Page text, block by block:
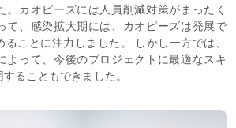
。カオピーズには人員削減対策がまったく
て、感染拡大期には、カオピーズは発展で
ることに注力しました。 しかし一方では、
よって、今後のプロジェクトに最適なスキ
ることもできました。